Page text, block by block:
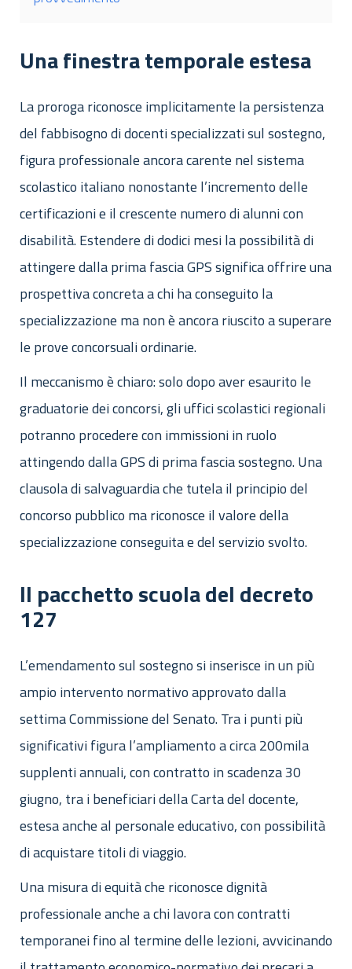
Una finestra temporale estesa
La proroga riconosce implicitamente la persistenza
del fabbisogno di docenti specializzati sul sostegno,
figura professionale ancora carente nel sistema
scolastico italiano nonostante l’incremento delle
certificazioni e il crescente numero di alunni con
disabilità. Estendere di dodici mesi la possibilità di
attingere dalla prima fascia GPS significa offrire una
prospettiva concreta a chi ha conseguito la
specializzazione ma non è ancora riuscito a superare
le prove concorsuali ordinarie.
Il meccanismo è chiaro: solo dopo aver esaurito le
graduatorie dei concorsi, gli uffici scolastici regionali
potranno procedere con immissioni in ruolo
attingendo dalla GPS di prima fascia sostegno. Una
clausola di salvaguardia che tutela il principio del
concorso pubblico ma riconosce il valore della
specializzazione conseguita e del servizio svolto.
Il pacchetto scuola del decreto
127
L’emendamento sul sostegno si inserisce in un più
ampio intervento normativo approvato dalla
settima Commissione del Senato. Tra i punti più
significativi figura l’ampliamento a circa 200mila
supplenti annuali, con contratto in scadenza 30
giugno, tra i beneficiari della Carta del docente,
estesa anche al personale educativo, con possibilità
di acquistare titoli di viaggio.
Una misura di equità che riconosce dignità
professionale anche a chi lavora con contratti
temporanei fino al termine delle lezioni, avvicinando